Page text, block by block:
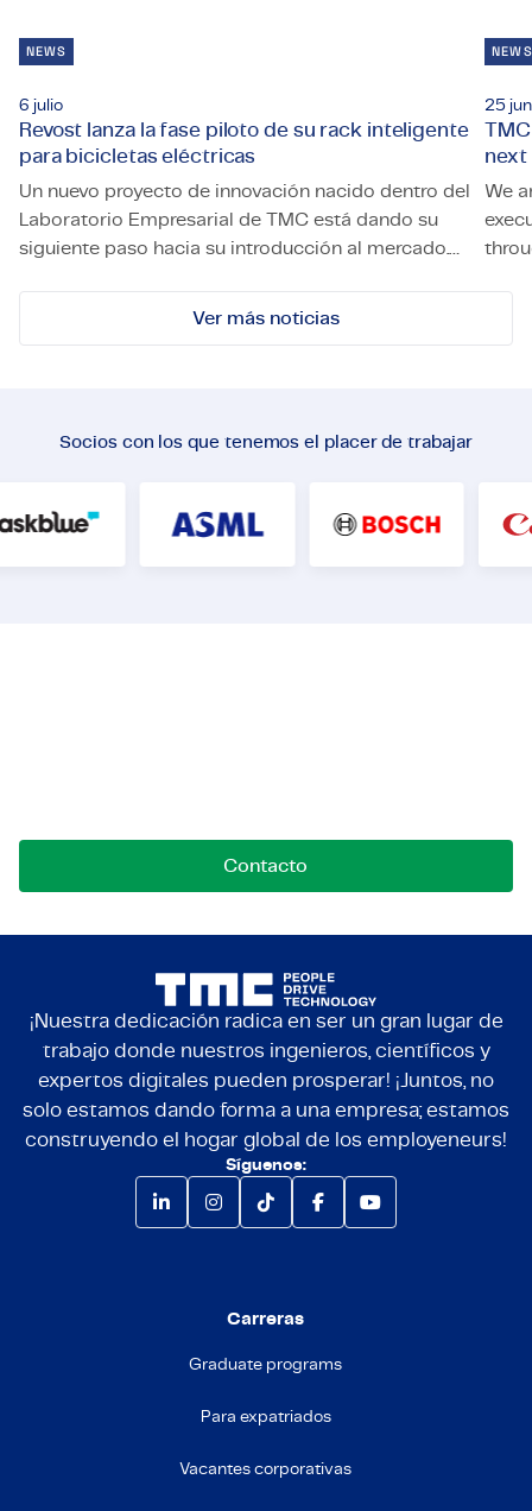
NEWS
6 julio
Revost lanza la fase piloto de su rack inteligente
para bicicletas eléctricas
Un nuevo proyecto de innovación nacido dentro del
Laboratorio Empresarial de TMC está dando su
siguiente paso hacia su introducción al mercado.
Management (CFM) utilicen el sistema en sus
NEWS
25
next
We
Ver más noticias
Socios con los que tenemos el placer de trabajar
Contacto
¡Nuestra dedicación radica en ser un gran lugar de
trabajo donde nuestros ingenieros, científicos y
expertos digitales pueden prosperar! ¡Juntos, no
solo estamos dando forma a una empresa; estamos
construyendo el hogar global de los employeneurs!
Síguenos:
Carreras
Graduate programs
Para expatriados
Vacantes corporativas